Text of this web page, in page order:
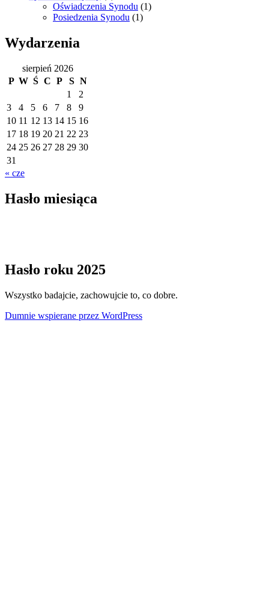
Oświadczenia Synodu (1)
Posiedzenia Synodu (1)
Wydarzenia
sierpień 2026
P W Ś C P S N
1
2
3
4 5 6 7 8
9
10 11 12 13 14 15 16
17 18 19 20 21 22 23
24 25 26 27 28 29 30
31
« cze
Hasło miesiąca
Hasło roku 2025
Wszystko badajcie, zachowujcie to, co dobre.
Dumnie wspierane przez WordPress